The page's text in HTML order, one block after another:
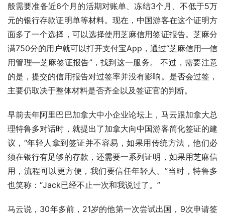
般需要准备近6个月的活期对账单、冻结3个月、不低于5万
元的银行存款证明单等材料。现在，中国游客在这个证明方
面多了一个选择，可以选择使用芝麻信用签证报告。芝麻分
满750分的用户就可以打开支付宝App ，通过“芝麻信用—信
用管理—芝麻签证报告”，找到这一服务。 不过，需要注意
的是，提交的信用报告对过签率并没有影响。是否会过签，
主要仍取决于整体材料是否齐全以及签证官的判断。
早前去年阿里巴巴加拿大中小企业论坛上，马云跟加拿大总
理特鲁多对话时，就提出了加拿大向中国游客简化签证的建
议，“年轻人拿到签证并不容易，如果用传统方法，他们必
须在银行有足够的存款，还需要一系列证明，如果用芝麻信
用，流程可以更方便，我们要信任年轻人。”当时，特鲁多
也笑称：“Jack已经不止一次和我说过了。”
马云说， 30年多前， 21岁的他第一次尝试出国， 9次申请签